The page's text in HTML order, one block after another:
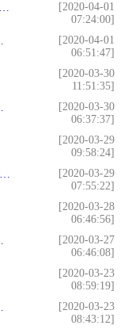
[2020-04-01
07:24:00]
[2020-04-01
06:51:47]
[2020-03-30
11:51:35]
[2020-03-30
06:37:37]
[2020-03-29
09:58:24]
[2020-03-29
07:55:22]
[2020-03-28
06:46:56]
[2020-03-27
06:46:08]
[2020-03-23
08:59:19]
[2020-03-23
08:43:12]